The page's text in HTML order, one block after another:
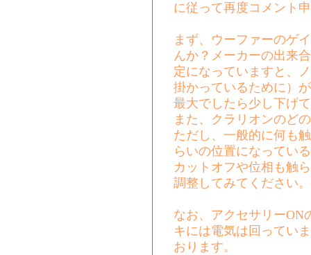
に従って再度コメント
まず、ウーファーのゲ
んか？メーカーの出来
定になっていますと、
掛かっているために）
最大でしたら少し下げ
また、クラリオンのど
ただし、一般的に何も
らいの位置になってい
カットオフや位相も触
調整してみてください。
なお、アクセサリーON
キには電気は回ってい
おります。